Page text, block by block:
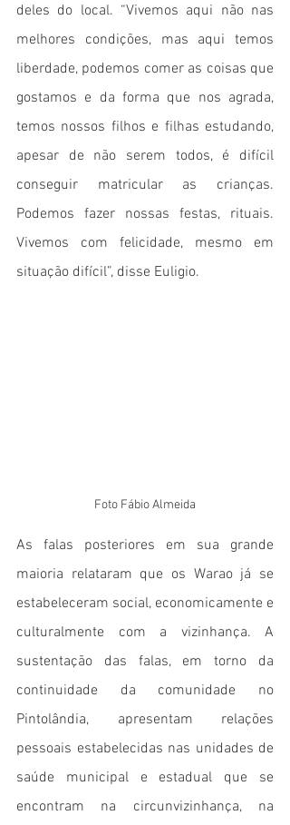
deles do local. “Vivemos aqui não nas
melhores condições, mas aqui temos
liberdade, podemos comer as coisas que
gostamos e da forma que nos agrada,
temos nossos filhos e filhas estudando,
apesar de não serem todos, é difícil
conseguir matricular as crianças.
Podemos fazer nossas festas, rituais.
Vivemos com felicidade, mesmo em
situação difícil”, disse Euligio.
Foto Fábio Almeida
As falas posteriores em sua grande
maioria relataram que os Warao já se
estabeleceram social, economicamente e
culturalmente com a vizinhança. A
sustentação das falas, em torno da
continuidade da comunidade no
Pintolândia, apresentam relações
pessoais estabelecidas nas unidades de
saúde municipal e estadual que se
encontram na circunvizinhança, na